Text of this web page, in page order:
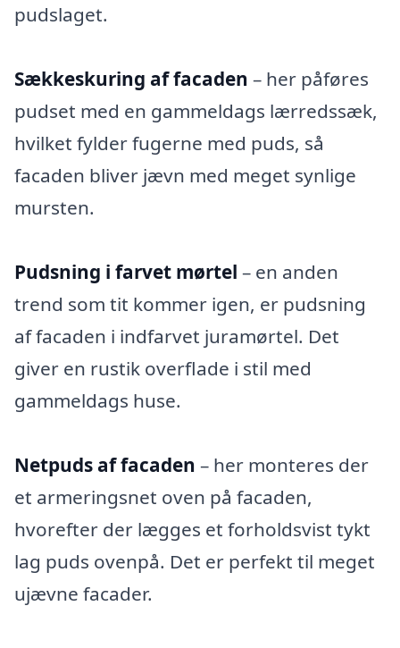
pudslaget.
Sækkeskuring af facaden – her påføres
pudset med en gammeldags lærredssæk,
hvilket fylder fugerne med puds, så
facaden bliver jævn med meget synlige
mursten.
Pudsning i farvet mørtel – en anden
trend som tit kommer igen, er pudsning
af facaden i indfarvet juramørtel. Det
giver en rustik overflade i stil med
gammeldags huse.
Netpuds af facaden – her monteres der
et armeringsnet oven på facaden,
hvorefter der lægges et forholdsvist tykt
lag puds ovenpå. Det er perfekt til meget
ujævne facader.